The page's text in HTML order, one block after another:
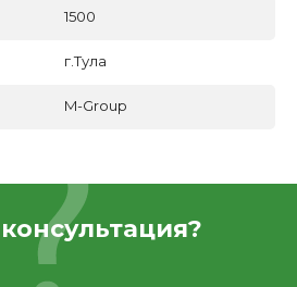
1500
г.Тула
M-Group